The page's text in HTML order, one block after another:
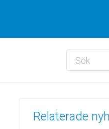
Relaterade